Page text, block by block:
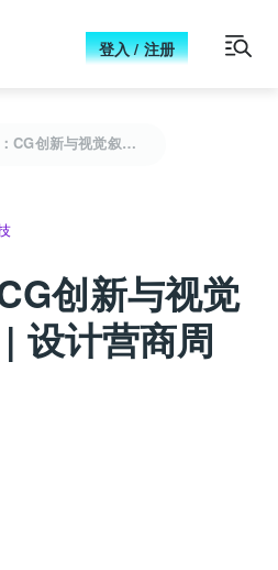
登入 / 注册
突破界限：CG创新与视觉叙事的革新 | 设计营商周 2024
创新与视觉
设计营商周